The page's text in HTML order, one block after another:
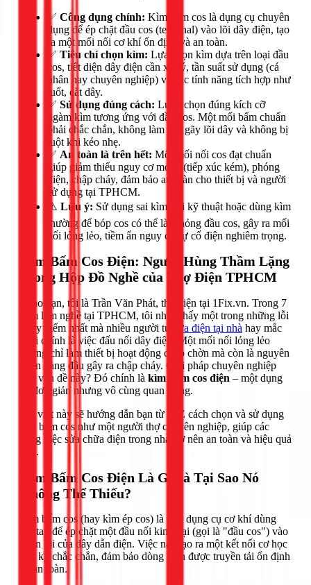
✅ Công dụng chính: Kìm bấm cos là dụng cụ chuyên
dụng để ép chặt đầu cos (terminal) vào lõi dây điện, tạo
ra một mối nối cơ khí ổn định và an toàn.
✅ Tiêu chí chọn kìm: Lựa chọn kìm dựa trên loại đầu
cos, tiết diện dây điện cần xử lý, tần suất sử dụng (cá
nhân hay chuyên nghiệp) và các tính năng tích hợp như
tuốt, cắt dây.
✅ Sử dụng đúng cách: Luôn chọn đúng kích cỡ
ngàm kìm tương ứng với đầu cos. Một mối bấm chuẩn
phải chắc chắn, không làm đứt gãy lõi dây và không bị
tuột khi kéo nhẹ.
✅ An toàn là trên hết: Một mối nối cos đạt chuẩn
giúp giảm thiểu nguy cơ move (tiếp xúc kém), phóng
điện, chập cháy, đảm bảo an toàn cho thiết bị và người
sử dụng tại TPHCM.
⚠️ Lưu ý: Sử dụng sai kìm, sai kỹ thuật hoặc dùng kìm
thường để bóp cos có thể làm hỏng đầu cos, gây ra mối
nối lỏng lẻo, tiềm ẩn nguy cơ sự cố điện nghiêm trọng.
Kìm Bấm Cos Điện: Người Hùng Thầm Lặng
Trong Hộp Đồ Nghề của Thợ Điện TPHCM
Chào bạn, tôi là Trần Văn Phát, thợ điện tại 1Fix.vn. Trong 7
năm làm nghề tại TPHCM, tôi nhận thấy một trong những lỗi
nguy hiểm nhất mà nhiều người tự
sửa điện tại nhà hay mắc
phải chính là việc đấu nối dây điện. Một mối nối lỏng lẻo
không chỉ làm thiết bị hoạt động chập chờn mà còn là nguyên
nhân hàng đầu gây ra chập cháy. Giải pháp chuyên nghiệp
cho vấn đề này? Đó chính là kìm bấm cos điện – một dụng
cụ đơn giản nhưng vô cùng quan trọng.
Bài viết này sẽ hướng dẫn bạn từ A-Z cách chọn và sử dụng
kìm bấm cos như một người thợ chuyên nghiệp, giúp các
công việc sửa chữa điện trong nhà trở nên an toàn và hiệu quả
hơn.
Kìm Bấm Cos Điện Là Gì và Tại Sao Nó
Không Thể Thiếu?
Kìm bấm cos (hay kìm ép cos) là một dụng cụ cơ khí dùng
lực tay để ép chặt một đầu nối kim loại (gọi là "đầu cos") vào
phần lõi của dây dẫn điện. Việc này tạo ra một kết nối cơ học
cực kỳ chắc chắn, đảm bảo dòng điện được truyền tải ổn định
và an toàn.